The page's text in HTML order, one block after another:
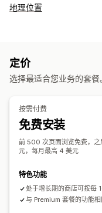
欺诈类型
自动取消
垃圾邮件阻止 机器人检测
可疑活动
地理位置
本地化设置
国家/地区选择器
定价
选择最适合您业务的套餐
按需付费
免费安装
前 500 次页面浏览免费，
元，每月最高 4 美元
特色功能
处于增长期的商店可按每
与 Premium 套餐的功能相